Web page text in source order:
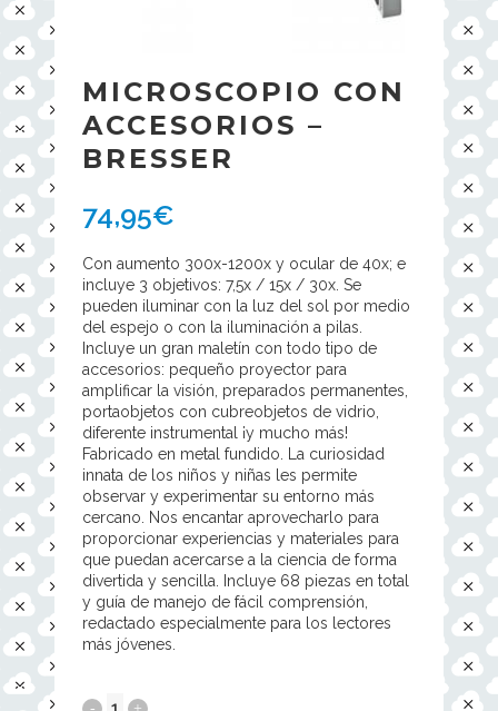
MICROSCOPIO CON
ACCESORIOS –
BRESSER
74,95€
Con aumento 300x-1200x y ocular de 40x; e
incluye 3 objetivos: 7,5x / 15x / 30x. Se
pueden iluminar con la luz del sol por medio
del espejo o con la iluminación a pilas.
Incluye un gran maletín con todo tipo de
accesorios: pequeño proyector para
amplificar la visión, preparados permanentes,
portaobjetos con cubreobjetos de vidrio,
diferente instrumental ¡y mucho más!
Fabricado en metal fundido. La curiosidad
innata de los niños y niñas les permite
observar y experimentar su entorno más
cercano. Nos encantar aprovecharlo para
proporcionar experiencias y materiales para
que puedan acercarse a la ciencia de forma
divertida y sencilla. Incluye 68 piezas en total
y guía de manejo de fácil comprensión,
redactado especialmente para los lectores
más jóvenes.